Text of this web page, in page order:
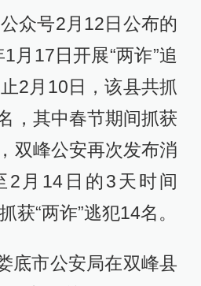
众号2月12日公布的
月17日开展“两诈”追
2月10日，该县共抓
，其中春节期间抓获
双峰公安再次发布消
2月14日的3天时间
获“两诈”逃犯14名。
底市公安局在双峰县